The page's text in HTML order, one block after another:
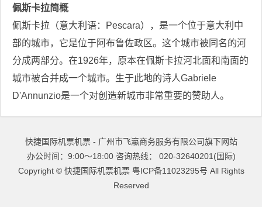
佩斯卡拉简概
佩斯卡拉（意大利语：Pescara），是一个位于意大利中
部的城市，它是位于阿布鲁佐政区。这个城市被同名的河
分成两部分。在1926年，原本在佩斯卡拉河北面和南面的
城市被合并成一个城市。生于此地的诗人Gabriele
D'Annunzio是一个对创造新城市非常重要的赞助人。
快捷国际机票机票 - 广州市飞瀛商务服务有限公司旗下网站
办公时间：9:00～18:00 咨询热线： 020-32640201(国际)
Copyright © 快捷国际机票机票 粤ICP备11023295号 All Rights
Reserved